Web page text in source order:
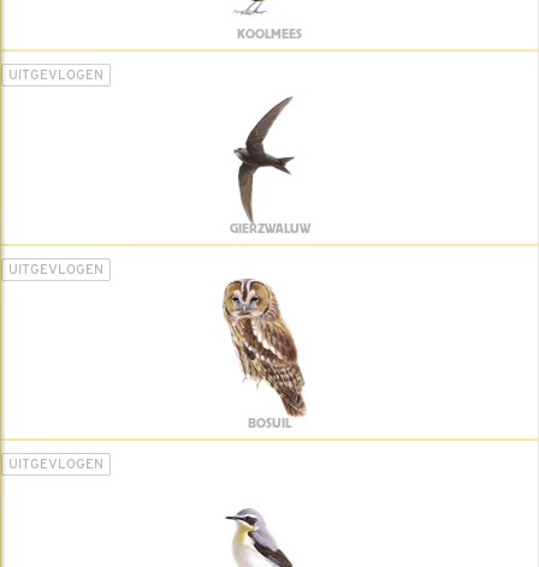
KOOLMEES
UITGEVLOGEN
GIERZWALUW
UITGEVLOGEN
BOSUIL
UITGEVLOGEN